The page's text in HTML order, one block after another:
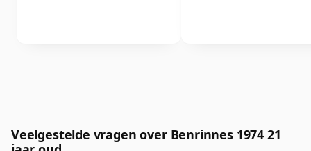
Veelgestelde vragen over Benrinnes 1974 21